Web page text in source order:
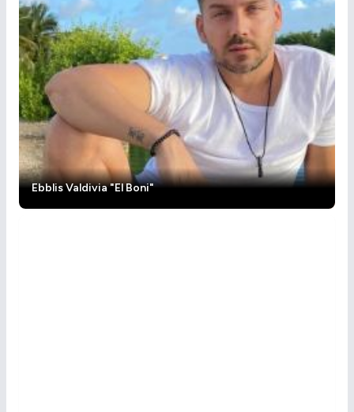
Ebblis Valdivia "El Boni"